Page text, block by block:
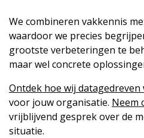
We combineren vakkennis
waardoor we precies
grootste verbeteringen te
maar wel concrete
Ontdek hoe wij
voor jouw organisatie. Neem
vrijblijvend gesprek over de
situatie.